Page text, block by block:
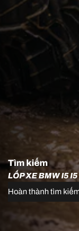
Tìm kiếm
LỐP XE BMW I5
Hoàn thành tìm